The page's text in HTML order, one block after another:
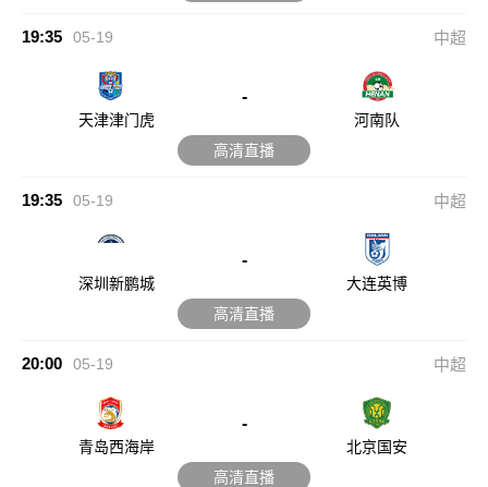
19:35 05-19 中超
天津津门虎
-
河南队
高清直播
19:35 05-19 中超
深圳新鹏城
-
大连英博
高清直播
20:00 05-19 中超
青岛西海岸
-
北京国安
高清直播